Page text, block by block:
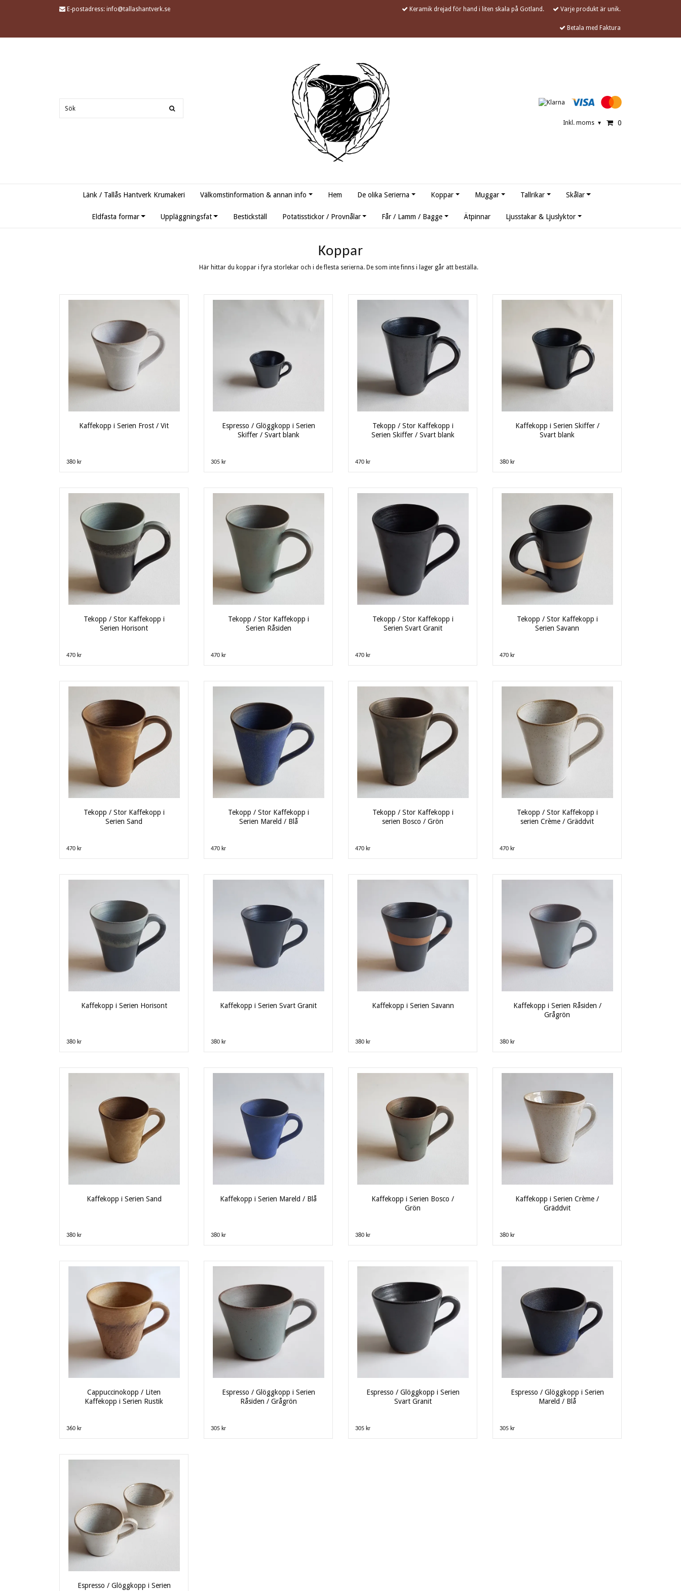
E-postadress: info@tallashantverk.se Keramik drejad för hand i liten skala på Gotland. Varje produkt är unik.
Betala med Faktura
Inkl. moms ▾ 0
Länk / Tallås Hantverk Krumakeri Välkomstinformation & annan info Hem De olika Serierna Koppar Muggar Tallrikar Skålar
Eldfasta formar Uppläggningsfat Bestickställ Potatisstickor / Provnålar Får / Lamm / Bagge Ätpinnar Ljusstakar & Ljuslyktor
Koppar
Här hittar du koppar i fyra storlekar och i de flesta serierna. De som inte finns i lager går att beställa.
Kaffekopp i Serien Frost / Vit
380 kr
Espresso / Glöggkopp i Serien
Skiffer / Svart blank
305 kr
Tekopp / Stor Kaffekopp i
Serien Skiffer / Svart blank
470 kr
Kaffekopp i Serien Skiffer /
Svart blank
380 kr
Tekopp / Stor Kaffekopp i
Serien Horisont
470 kr
Tekopp / Stor Kaffekopp i
Serien Råsiden
470 kr
Tekopp / Stor Kaffekopp i
Serien Svart Granit
470 kr
Tekopp / Stor Kaffekopp i
Serien Savann
470 kr
Tekopp / Stor Kaffekopp i
Serien Sand
470 kr
Tekopp / Stor Kaffekopp i
Serien Mareld / Blå
470 kr
Tekopp / Stor Kaffekopp i
serien Bosco / Grön
470 kr
Tekopp / Stor Kaffekopp i
serien Crème / Gräddvit
470 kr
Kaffekopp i Serien Horisont
380 kr
Kaffekopp i Serien Svart Granit
380 kr
Kaffekopp i Serien Savann
380 kr
Kaffekopp i Serien Råsiden /
Grågrön
380 kr
Kaffekopp i Serien Sand
380 kr
Kaffekopp i Serien Mareld / Blå
380 kr
Kaffekopp i Serien Bosco /
Grön
380 kr
Kaffekopp i Serien Crème /
Gräddvit
380 kr
Cappuccinokopp / Liten
Kaffekopp i Serien Rustik
360 kr
Espresso / Glöggkopp i Serien
Råsiden / Grågrön
305 kr
Espresso / Glöggkopp i Serien
Svart Granit
305 kr
Espresso / Glöggkopp i Serien
Mareld / Blå
305 kr
Espresso / Glöggkopp i Serien